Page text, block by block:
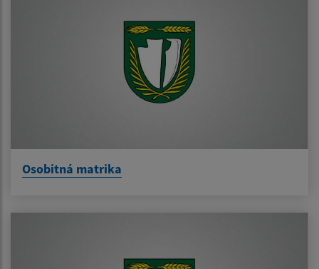
Osobitná matrika